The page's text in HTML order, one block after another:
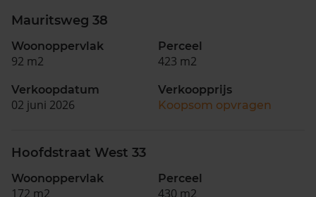
Mauritsweg 38
Woonoppervlak
92 m2
Perceel
423 m2
Verkoopdatum
02 juni 2026
Verkoopprijs
Koopsom opvragen
Hoofdstraat West 33
Woonoppervlak
172 m2
Perceel
430 m2